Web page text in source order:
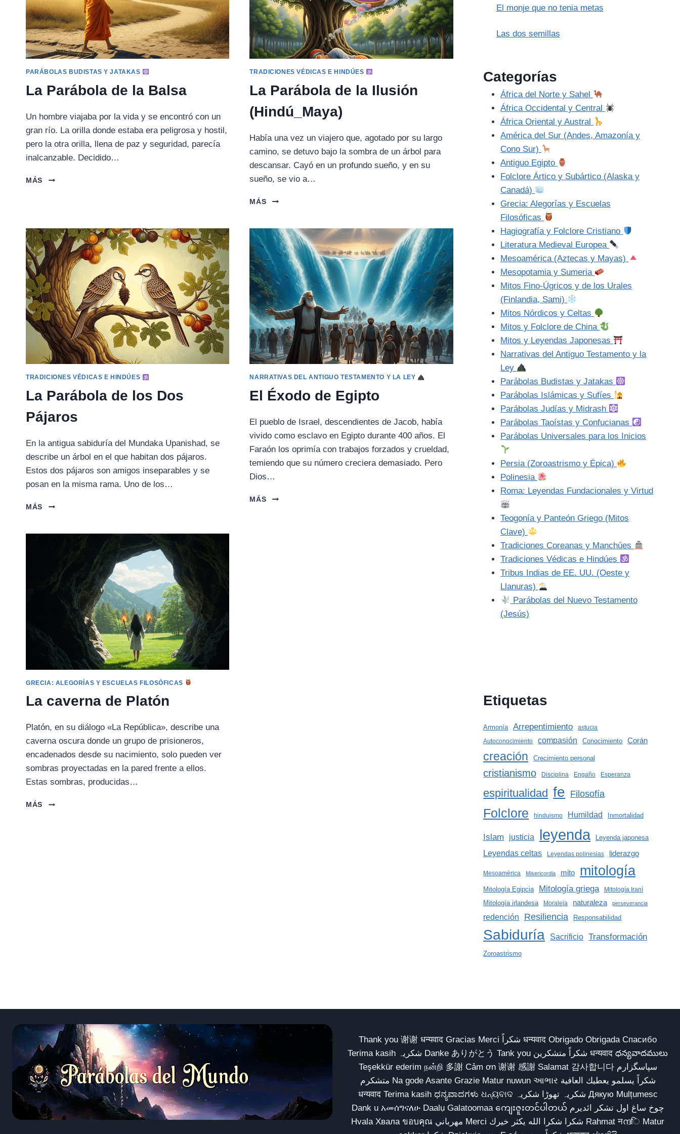
PARÁBOLAS BUDISTAS Y JATAKAS
La Parábola de la Balsa
Un hombre viajaba por la vida y se encontró con un
gran río. La orilla donde estaba era peligrosa y hostil,
pero la otra orilla, llena de paz y seguridad, parecía
inalcanzable. Decidido…
MÁS
LA
TRADICIONES VÉDICAS E HINDÚES
La Parábola de la Ilusión
(Hindú_Maya)
Había una vez un viajero que, agotado por su largo
camino, se detuvo bajo la sombra de un árbol para
descansar. Cayó en un profundo sueño, y en su
sueño, se vio a…
MÁS
LA
LA
ILUSIÓN
(HINDÚ_MAYA)
TRADICIONES VÉDICAS E HINDÚES
La Parábola de los Dos
Pájaros
En la antigua sabiduría del Mundaka Upanishad, se
describe un árbol en el que habitan dos pájaros.
Estos dos pájaros son amigos inseparables y se
posan en la misma rama. Uno de los…
MÁS
LA
PÁJAROS
NARRATIVAS DEL ANTIGUO TESTAMENTO Y LA LEY
El Éxodo de Egipto
El pueblo de Israel, descendientes de Jacob, había
vivido como esclavo en Egipto durante 400 años. El
Faraón los oprimía con trabajos forzados y crueldad,
temiendo que su número creciera demasiado. Pero
Dios…
MÁS
EL
GRECIA: ALEGORÍAS Y ESCUELAS FILOSÓFICAS
La caverna de Platón
Platón, en su diálogo «La República», describe una
caverna oscura donde un grupo de prisioneros,
encadenados desde su nacimiento, solo pueden ver
sombras proyectadas en la pared frente a ellos.
Estas sombras, producidas…
MÁS
LA
El monje que no tenia metas
Las dos semillas
Categorías
África del Norte y Sahel
África Occidental y Central
África Oriental y Austral
América del Sur (Andes, Amazonía y
Cono Sur)
Antiguo Egipto
Folclore Ártico y Subártico (Alaska y
Canadá)
Grecia: Alegorías y Escuelas
Filosóficas
Hagiografía y Folclore Cristiano
Literatura Medieval Europea
Mesoamérica (Aztecas y Mayas)
Mesopotamia y Sumeria
Mitos Fino-Úgricos y de los Urales
(Finlandia, Sami)
Mitos Nórdicos y Celtas
Mitos y Folclore de China
Mitos y Leyendas Japonesas
Narrativas del Antiguo Testamento y la
Ley
Parábolas Budistas y Jatakas
Parábolas Islámicas y Sufíes
Parábolas Judías y Midrash
Parábolas Taoístas y Confucianas
Parábolas Universales para los Inicios
Persia (Zoroastrismo y Épica)
Polinesia
Roma: Leyendas Fundacionales y Virtud
Teogonía y Panteón Griego (Mitos
Clave)
Tradiciones Coreanas y Manchúes
Tradiciones Védicas e Hindúes
Tribus Indias de EE. UU. (Oeste y
Llanuras)
Parábolas del Nuevo Testamento
(Jesús)
Etiquetas
Armonía Arrepentimiento
astucia
Autoconocimiento
compasión Conocimiento Corán
creación Crecimiento personal
cristianismo Disciplina Engaño Esperanza
espiritualidad fe Filosofía
Folclore hinduismo Humildad Inmortalidad
Islam justicia leyenda Leyenda japonesa
Leyendas celtas Leyendas polinesias liderazgo
Mesoamérica Misericordia mito mitología
Mitología Egipcia Mitología griega Mitología Iraní
Mitología irlandesa Moraleja naturaleza perseverancia
redención Resiliencia Responsabilidad
Sabiduría Sacrificio Transformación
Zoroastrismo
Thank you 谢谢 धन्यवाद Gracias Merci شكراً धन्यवाद Obrigado Obrigada Спасибо
Terima kasih شکریہ Danke ありがとう Tank you شكراً متشكرين धन्यवाद ధన్యవాదములు
Teşekkür ederim நன்றி 多謝 Cảm ơn 谢谢 感謝 Salamat 감사합니다 سپاسگزارم
متشکرم Na gode Asante Grazie Matur nuwun આભાર شكراً يسلمو يعطيك العافية
धन्यवाद Terima kasih ಧನ್ಯವಾದಗಳು ଧନ୍ୟବାଦ شکریہ تھوڑا شکریہ Дякую Mulțumesc
Dank u አመሰግናለሁ Daalụ Galatoomaa ကျေးဇူးတင်ပါတယ် چوخ ساغ اول تشکر ائدیرم
Hvala Хвала ขอบคุณ مهرباني Merci شكرا شكرا الله يكثر خيرك Rahmat नന്ദि Matur